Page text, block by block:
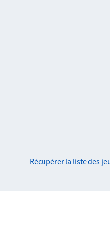
Récupérer la liste des